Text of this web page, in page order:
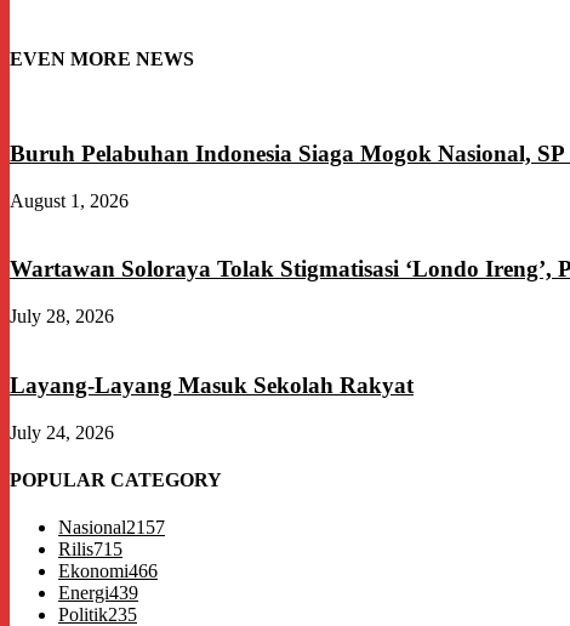
EVEN MORE NEWS
Buruh Pelabuhan Indonesia Siaga Mogok Nasional,
August 1, 2026
Wartawan Soloraya Tolak Stigmatisasi ‘Londo
July 28, 2026
Layang-Layang Masuk Sekolah Rakyat
July 24, 2026
POPULAR CATEGORY
Nasional2157
Rilis715
Ekonomi466
Energi439
Politik235